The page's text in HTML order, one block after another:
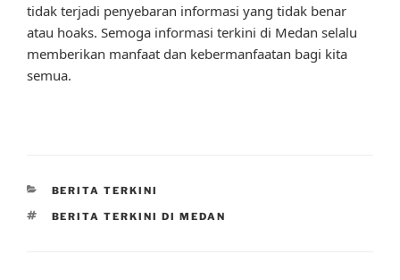
tidak terjadi penyebaran informasi yang tidak benar
atau hoaks. Semoga informasi terkini di Medan selalu
memberikan manfaat dan kebermanfaatan bagi kita
semua.
CATEGORIES
BERITA TERKINI
TAGS
BERITA TERKINI DI MEDAN